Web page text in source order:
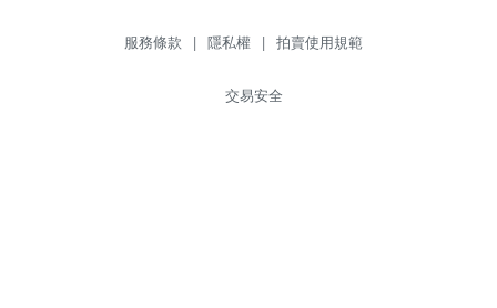
服務條款 | 隱私權 | 拍賣使用規範
交易安全